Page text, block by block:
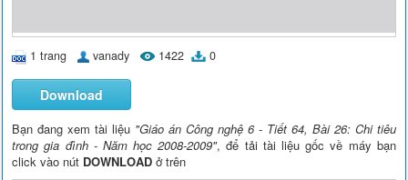
1 trang vanady 1422 0
Download
Bạn đang xem tài liệu "Giáo án Công nghệ 6 - Tiết 64, Bài 26: Chi tiêu
trong gia đình - Năm học 2008-2009", để tải tài liệu gốc về máy bạn
click vào nút DOWNLOAD ở trên